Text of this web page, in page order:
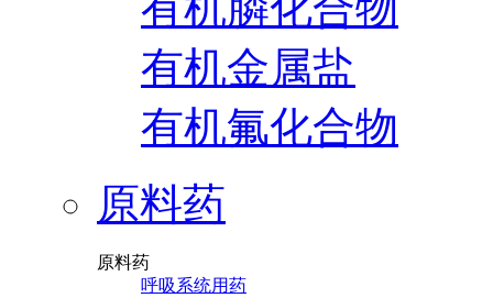
有机金属盐
有机氟化合物
原料药
原料药
呼吸系统用药